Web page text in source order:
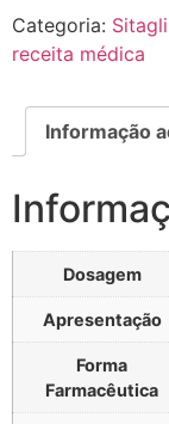
Categoria:
receita médica
Informação
Dosagem
Apresentação
Forma
Farmacêutica